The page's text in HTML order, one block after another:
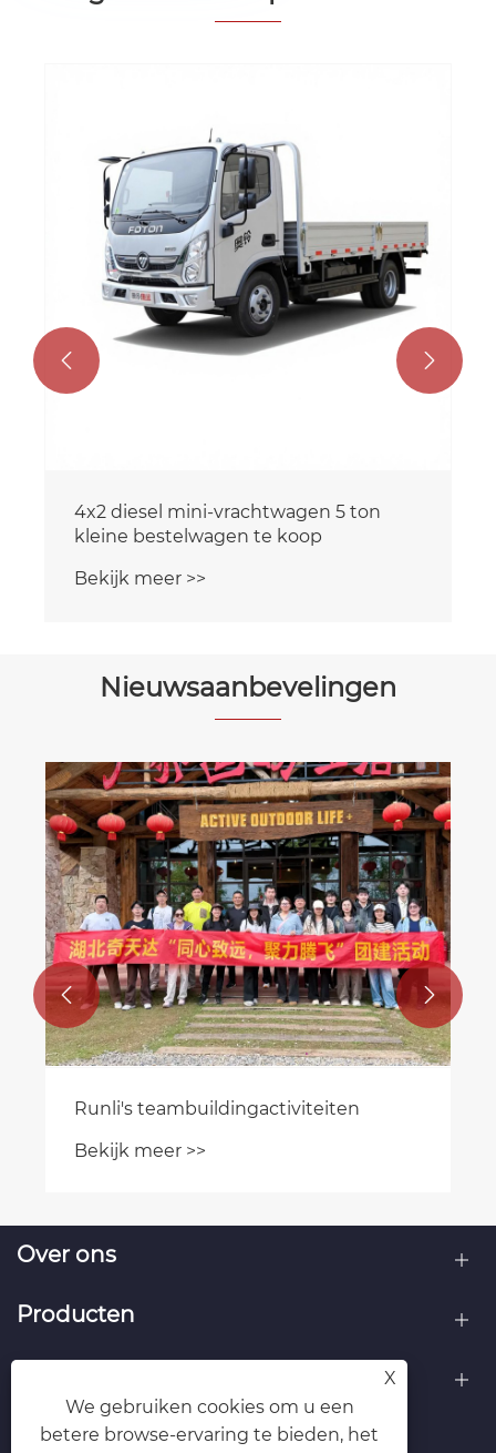
2026 Hot Sale Diesel Mini-vrachtwagen
4x2 lichte vrachtvrachtwagen
Bekijk meer >>
 
Nieuwsaanbevelingen
Inleiding tot de olietankwagen.
Bekijk meer >>
 
Over ons
Producten
VOLG ONS
X
We gebruiken cookies om u een
betere browse-ervaring te bieden, het